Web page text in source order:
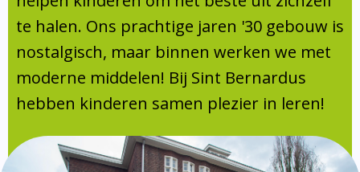
Schoollogopedie
schoolondersteuningsprofiel
Schooltijden
Absentie
Vakanties
Aanmelden
Schoolgids
Klachtenregeling
te halen. Ons prachtige jaren '30 gebouw is
nostalgisch, maar binnen werken we met
moderne middelen! Bij Sint Bernardus
hebben kinderen samen plezier in leren!